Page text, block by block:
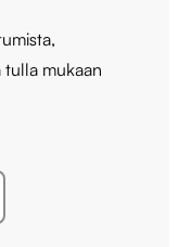
tulla mukaan